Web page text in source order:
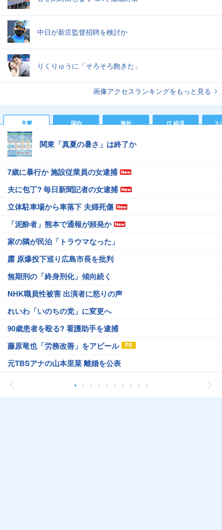
中日が新庄監督招聘を検討か
りくりゅうに「そろそろ飽きた」
画像アクセスランキングをもっと見る
主要 国内 海外 IT 経済 ス
関東「真夏の暑さ」は終了か
7歳に暴行か 施設従業員の女逮捕
夫に包丁? 毎日新聞記者の女逮捕
立体駐車場から車落下 夫婦死傷
「泥酔者」熊本で通報が頻発か
家の隣が民泊「トラウマなった」
露 原爆投下巡り広島市長を批判
無期刑の「終身刑化」傾向続く
NHK職員性被害 出演者に怒りの声
れいわ「いのちの党」に変更へ
90歳患者を殴る? 看護助手を逮捕
藤原竜也「労務改善」をアピール
元TBSアナの山本里菜 離婚を公表